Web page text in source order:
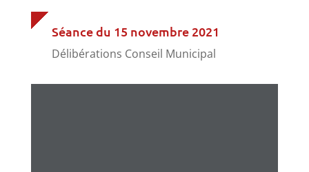
Séance du 15 novembre 2021
Délibérations Conseil Municipal